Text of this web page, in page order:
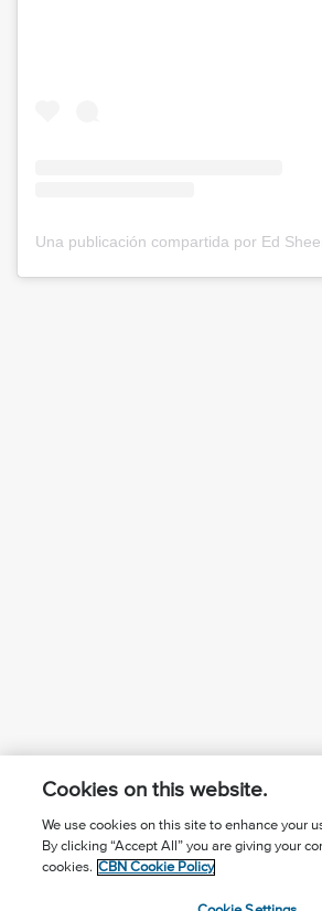
¿Conoces a Jesús?
Seguir Mundo Cristiano
Cookies on this website.
We use cookies on this site to enhance your
By clicking “Accept All” you are giving your
cookies. CBN Cookie Policy